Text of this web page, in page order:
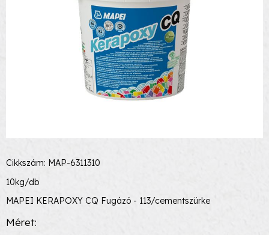
Cikkszám: MAP-6311310
10kg/db
MAPEI KERAPOXY CQ Fugázó - 113/cementszürke
Méret